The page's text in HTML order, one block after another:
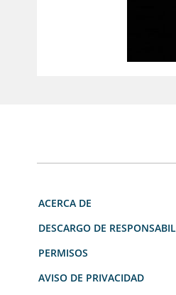
ACERCA DE
DESCARGO DE
PERMISOS
AVISO DE PRIVACIDAD